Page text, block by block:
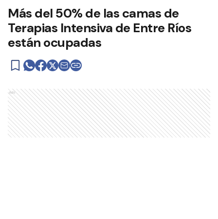
Más del 50% de las camas de
Terapias Intensiva de Entre Ríos
están ocupadas
Ads